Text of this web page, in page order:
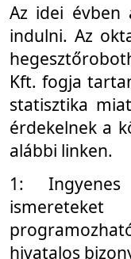
Az idei évben
indulni. Az
Kft. fogja
statisztika
érdekelnek a
alábbi linken.
1: Ingyenes
hivatalos